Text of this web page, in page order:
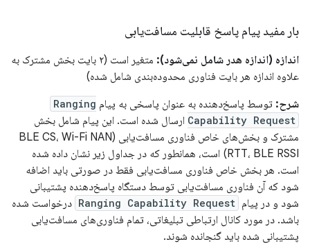
بار مفید پیام پاسخ قابلیت مسافت‌یابی
اندازه (اندازه هدر شامل نمی‌شود):
متغیر است (۲ بایت بخش مشترک به
علاوه اندازه هر بایت فناوری محدوده‌بندی شامل شده)
شرح: توسط پاسخ‌دهنده به عنوان پاسخی به پیام Ranging
Capability Request ارسال شده است. این پیام شامل بخش
مشترک و بخش‌های خاص فناوری مسافت‌یابی (BLE CS، Wi-Fi NAN
RTT، BLE RSSI) است، همانطور که در جداول زیر نشان داده شده
است. هر بخش خاص فناوری مسافت‌یابی فقط در صورتی باید اضافه
شود که آن فناوری مسافت‌یابی توسط دستگاه پاسخ‌دهنده پشتیبانی
شود و در پیام Ranging Capability Request درخواست شده
باشد. در مورد کانال ارتباطی تبلیغاتی، تمام فناوری‌های مسافت‌یابی
پشتیبانی شده باید گنجانده شوند.